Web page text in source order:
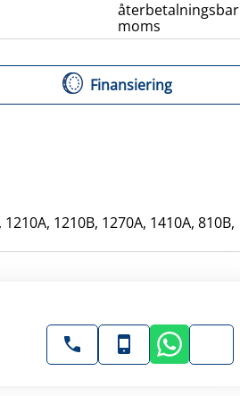
återbetalningsbar
moms
Finansiering
1210B, 1270A, 1410A, 810B,